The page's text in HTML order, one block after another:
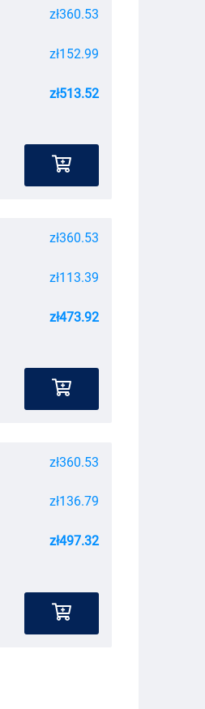
zł360.53
zł152.99
zł513.52
zł360.53
zł113.39
zł473.92
zł360.53
zł136.79
zł497.32